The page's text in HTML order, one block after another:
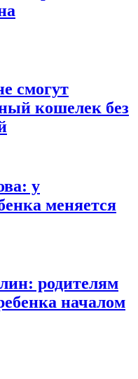
смогут
кошелек без
у
меняется
родителям
началом